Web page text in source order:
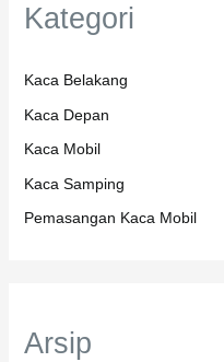
Kategori
Kaca Belakang
Kaca Depan
Kaca Mobil
Kaca Samping
Pemasangan Kaca Mobil
Arsip